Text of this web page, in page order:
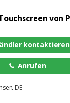
kontaktieren
Anrufen
DE